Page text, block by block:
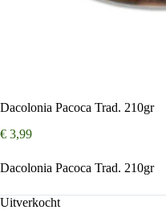
Dacolonia Pacoca Trad. 210gr
€ 3,99
Dacolonia Pacoca Trad. 210gr
Uitverkocht